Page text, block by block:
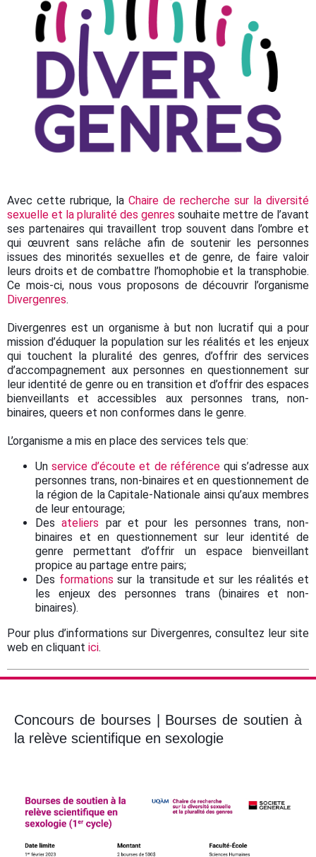
Avec cette rubrique, la Chaire de recherche sur la diversité
sexuelle et la pluralité des genres souhaite mettre de l’avant
ses partenaires qui travaillent trop souvent dans l’ombre et
qui œuvrent sans relâche afin de soutenir les personnes
issues des minorités sexuelles et de genre, de faire valoir
leurs droits et de combattre l’homophobie et la transphobie.
Ce mois-ci, nous vous proposons de découvrir l’organisme
Divergenres.
Divergenres est un organisme à but non lucratif qui a pour
mission d’éduquer la population sur les réalités et les enjeux
qui touchent la pluralité des genres, d’offrir des services
d’accompagnement aux personnes en questionnement sur
leur identité de genre ou en transition et d’offrir des espaces
bienveillants et accessibles aux personnes trans, non-
binaires, queers et non conformes dans le genre.
L’organisme a mis en place des services tels que:
Unservice d’écoute et de référencequi s’adresse aux
personnes trans, non-binaires et en questionnement de
la région de la Capitale-Nationale ainsi qu’aux membres
de leur entourage;
Desateliers par et pour les personnes trans, non-
binaires et en questionnement sur leur identité de
genre permettant d’offrir un espace bienveillant
propice au partage entre pairs;
Des formations sur la transitude et sur les réalités et
les enjeux des personnes trans (binaires et non-
binaires).
Pour plus d’informations sur Divergenres, consultez leur site
web en cliquant ici.
Concours de bourses | Bourses de soutien à
la relève scientifique en sexologie